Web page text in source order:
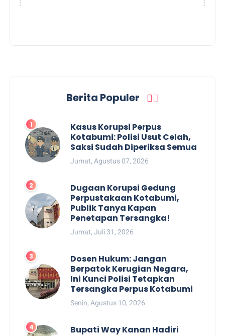
Berita Populer
Kasus Korupsi Perpus
Kotabumi: Polisi Usut Celah,
Saksi Sudah Diperiksa Semua
Jumat, Agustus 07, 2026
Dugaan Korupsi Gedung
Perpustakaan Kotabumi,
Publik Tanya Kapan
Penetapan Tersangka!
Jumat, Juli 31, 2026
Dosen Hukum: Jangan
Berpatok Kerugian Negara,
Ini Kunci Polisi Tetapkan
Tersangka Perpus Kotabumi
Senin, Agustus 10, 2026
Bupati Way Kanan Hadiri